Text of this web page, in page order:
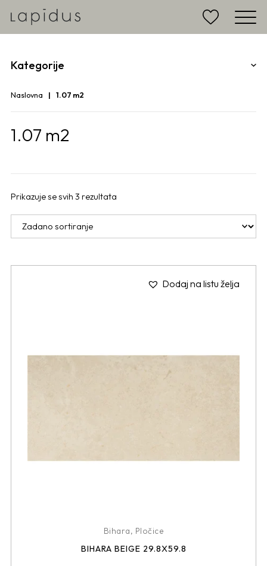
Kategorije
Naslovna 1.07 m2
1.07 m2
Prikazuje se svih 3 rezultata
Dodaj na listu želja
Bihara, Pločice
BIHARA BEIGE 29.8X59.8